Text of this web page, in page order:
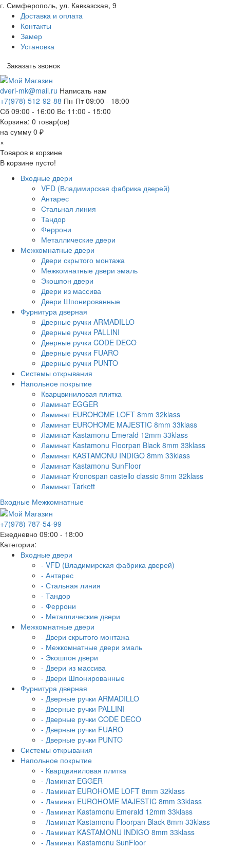
г. Симферополь, ул. Кавказская, 9
Доставка и оплата
Контакты
Замер
Установка
Заказать звонок
dveri-mk@mail.ru Написать нам
+7(978) 512-92-88 Пн-Пт 09:00 - 18:00
Сб 09:00 - 16:00 Вс 11:00 - 15:00
Корзина: 0 товар(ов)
на сумму 0 ₽
×
Товаров в корзине
В корзине пусто!
Входные двери
VFD (Владимирская фабрика дверей)
Антарес
Стальная линия
Тандор
Феррони
Металлические двери
Межкомнатные двери
Двери скрытого монтажа
Межкомнатные двери эмаль
Экошпон двери
Двери из массива
Двери Шпонированные
Фурнитура дверная
Дверные ручки ARMADILLO
Дверные ручки PALLINI
Дверные ручки CODE DECO
Дверные ручки FUARO
Дверные ручки PUNTO
Системы открывания
Напольное покрытие
Кварцвиниловая плитка
Ламинат EGGER
Ламинат EUROHOME LOFT 8mm 32klass
Ламинат EUROHOME MAJESTIC 8mm 33klass
Ламинат Kastamonu Emerald 12mm 33klass
Ламинат Kastamonu Floorpan Black 8mm 33klass
Ламинат KASTAMONU INDIGO 8mm 33klass
Ламинат Kastamonu SunFloor
Ламинат Kronospan castello classic 8mm 32klass
Ламинат Tarkett
Входные Межкомнатные
+7(978) 787-54-99
Ежедневно 09:00 - 18:00
Категории:
Входные двери
- VFD (Владимирская фабрика дверей)
- Антарес
- Стальная линия
- Тандор
- Феррони
- Металлические двери
Межкомнатные двери
- Двери скрытого монтажа
- Межкомнатные двери эмаль
- Экошпон двери
- Двери из массива
- Двери Шпонированные
Фурнитура дверная
- Дверные ручки ARMADILLO
- Дверные ручки PALLINI
- Дверные ручки CODE DECO
- Дверные ручки FUARO
- Дверные ручки PUNTO
Системы открывания
Напольное покрытие
- Кварцвиниловая плитка
- Ламинат EGGER
- Ламинат EUROHOME LOFT 8mm 32klass
- Ламинат EUROHOME MAJESTIC 8mm 33klass
- Ламинат Kastamonu Emerald 12mm 33klass
- Ламинат Kastamonu Floorpan Black 8mm 33klass
- Ламинат KASTAMONU INDIGO 8mm 33klass
- Ламинат Kastamonu SunFloor